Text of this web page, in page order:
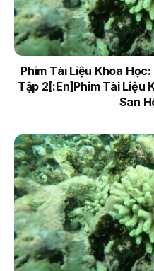
Phim Tài Liệu Khoa
Tập 2[:en]Phim Tài Liệu
San